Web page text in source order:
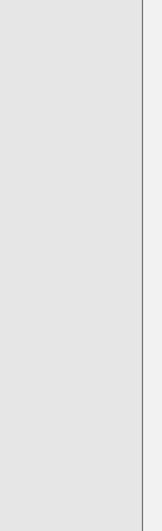
yawaraka
list